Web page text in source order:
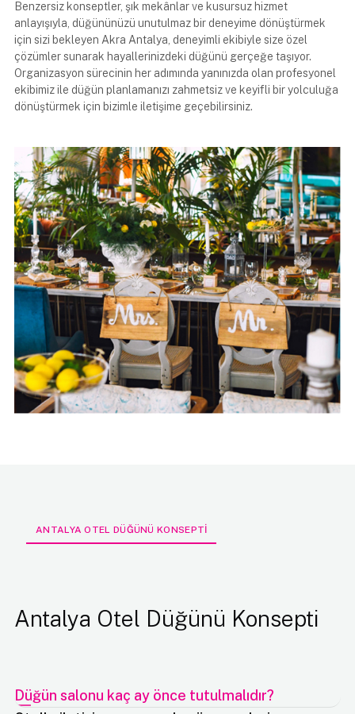
Benzersiz konseptler, şık mekânlar ve kusursuz hizmet
anlayışıyla, düğününüzü unutulmaz bir deneyime dönüştürmek
için sizi bekleyen Akra Antalya, deneyimli ekibiyle size özel
çözümler sunarak hayallerinizdeki düğünü gerçeğe taşıyor.
Organizasyon sürecinin her adımında yanınızda olan profesyonel
ekibimiz ile düğün planlamanızı zahmetsiz ve keyifli bir yolculuğa
dönüştürmek için bizimle iletişime geçebilirsiniz.
ANTALYA OTEL DÜĞÜNÜ KONSEPTİ
Antalya Otel Düğünü Konsepti
Düğün salonu kaç ay önce tutulmalıdır?